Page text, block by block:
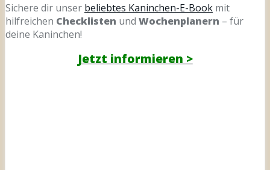
Sichere dir unser beliebtes Kaninchen-E-Book mit
hilfreichen Checklisten und Wochenplanern – für
deine Kaninchen!
Jetzt informieren >